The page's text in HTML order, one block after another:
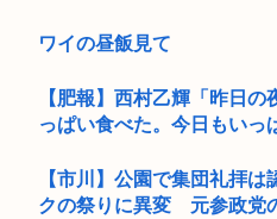
ワイの昼飯見て
【肥報】西村乙輝「昨日
っぱい食べた。今日もいっ
【市川】公園で集団礼拝
クの祭りに異変 元参政党